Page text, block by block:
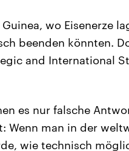
wo Eisenerze
beenden könnten.
and International
es nur falsche
Wenn man in der
wie technisch